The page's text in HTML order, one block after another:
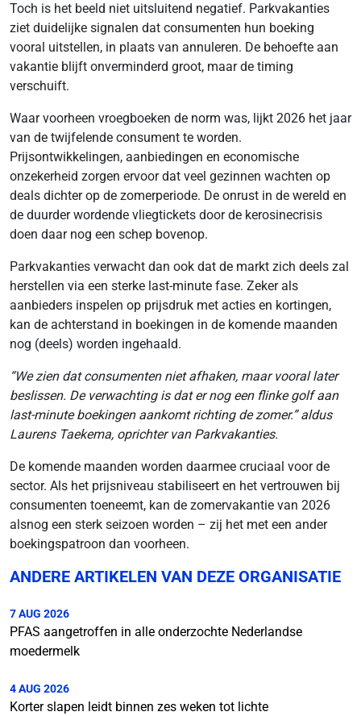
Toch is het beeld niet uitsluitend negatief. Parkvakanties
ziet duidelijke signalen dat consumenten hun boeking
vooral uitstellen, in plaats van annuleren. De behoefte aan
vakantie blijft onverminderd groot, maar de timing
verschuift.
Waar voorheen vroegboeken de norm was, lijkt 2026 het jaar
van de twijfelende consument te worden.
Prijsontwikkelingen, aanbiedingen en economische
onzekerheid zorgen ervoor dat veel gezinnen wachten op
deals dichter op de zomerperiode. De onrust in de wereld en
de duurder wordende vliegtickets door de kerosinecrisis
doen daar nog een schep bovenop.
Parkvakanties verwacht dan ook dat de markt zich deels zal
herstellen via een sterke last-minute fase. Zeker als
aanbieders inspelen op prijsdruk met acties en kortingen,
kan de achterstand in boekingen in de komende maanden
nog (deels) worden ingehaald.
“We zien dat consumenten niet afhaken, maar vooral later
beslissen. De verwachting is dat er nog een flinke golf aan
last-minute boekingen aankomt richting de zomer.” aldus
Laurens Taekema, oprichter van Parkvakanties.
De komende maanden worden daarmee cruciaal voor de
sector. Als het prijsniveau stabiliseert en het vertrouwen bij
consumenten toeneemt, kan de zomervakantie van 2026
alsnog een sterk seizoen worden – zij het met een ander
boekingspatroon dan voorheen.
ANDERE ARTIKELEN VAN DEZE ORGANISATIE
7 AUG 2026
PFAS aangetroffen in alle onderzochte Nederlandse
moedermelk
4 AUG 2026
Korter slapen leidt binnen zes weken tot lichte